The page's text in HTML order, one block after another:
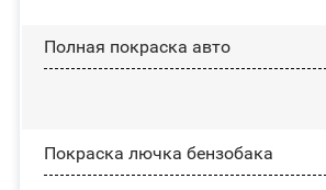
Полная покраска авто
Покраска лючка бензобака